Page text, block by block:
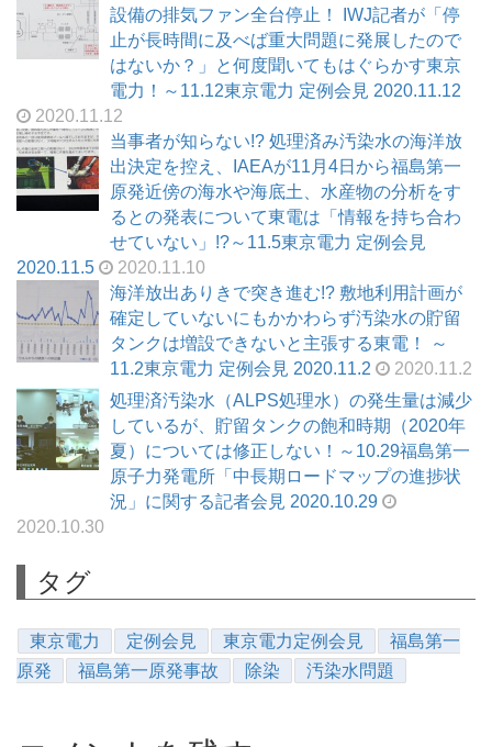
設備の排気ファン全台停止！ IWJ記者が「停
止が長時間に及べば重大問題に発展したので
はないか？」と何度聞いてもはぐらかす東京
電力！～11.12東京電力 定例会見 2020.11.12
2020.11.12
当事者が知らない!? 処理済み汚染水の海洋放
出決定を控え、IAEAが11月4日から福島第一
原発近傍の海水や海底土、水産物の分析をす
るとの発表について東電は「情報を持ち合わ
せていない」!?～11.5東京電力 定例会見
2020.11.5
2020.11.10
海洋放出ありきで突き進む!? 敷地利用計画が
確定していないにもかかわらず汚染水の貯留
タンクは増設できないと主張する東電！ ～
11.2東京電力 定例会見 2020.11.2
2020.11.2
処理済汚染水（ALPS処理水）の発生量は減少
しているが、貯留タンクの飽和時期（2020年
夏）については修正しない！～10.29福島第一
原子力発電所「中長期ロードマップの進捗状
況」に関する記者会見 2020.10.29
2020.10.30
タグ
東京電力 定例会見 東京電力定例会見
福島第一
原発
福島第一原発事故 除染 汚染水問題